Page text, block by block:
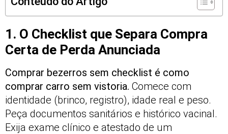
1. O Checklist que Separa Compra
Certa de Perda Anunciada
Comprar bezerros sem checklist é como
comprar carro sem vistoria. Comece com
identidade (brinco, registro), idade real e peso.
Peça documentos sanitários e histórico vacinal.
Exija exame clínico e atestado de um